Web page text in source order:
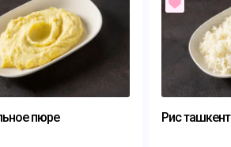
пюре Рис ташкент